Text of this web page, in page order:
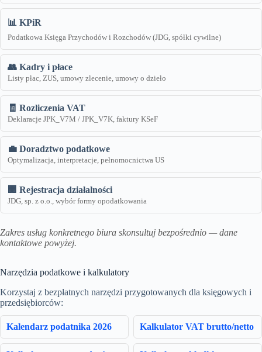
📊 KPiR
Podatkowa Księga Przychodów i Rozchodów (JDG, spółki cywilne)
👥 Kadry i płace
Listy płac, ZUS, umowy zlecenie, umowy o dzieło
🧾 Rozliczenia VAT
Deklaracje JPK_V7M / JPK_V7K, faktury KSeF
💼 Doradztwo podatkowe
Optymalizacja, interpretacje, pełnomocnictwa US
🏢 Rejestracja działalności
JDG, sp. z o.o., wybór formy opodatkowania
Zakres usług konkretnego biura skonsultuj bezpośrednio — dane
kontaktowe powyżej.
Narzędzia podatkowe i kalkulatory
Korzystaj z bezpłatnych narzędzi przygotowanych dla księgowych i
przedsiębiorców:
Kalendarz podatnika 2026 Kalkulator VAT brutto/netto